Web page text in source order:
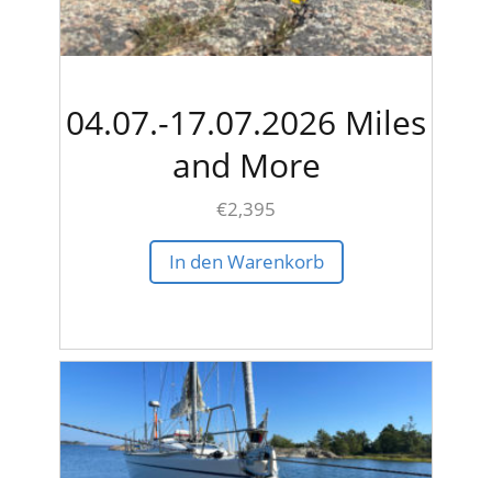
04.07.-17.07.2026 Miles
and More
€2,395
In den Warenkorb